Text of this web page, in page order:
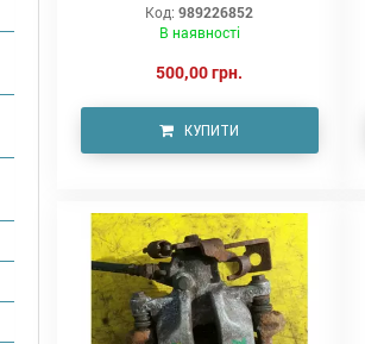
Код: 989226852
В наявності
500,00 грн.
КУПИТИ